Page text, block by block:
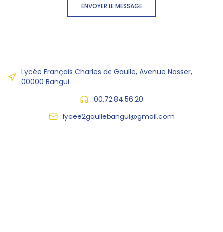
ENVOYER LE MESSAGE
Lycée Français Charles de Gaulle, Avenue Nasser,
00000 Bangui
00.72.84.56.20
lycee2gaullebangui@gmail.com